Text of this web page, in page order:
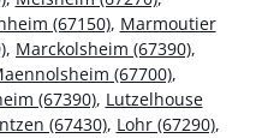
(67150), Marmoutier
, Marckolsheim (67390),
(67700),
(67390), Lutzelhouse
(67430), Lohr (67290),